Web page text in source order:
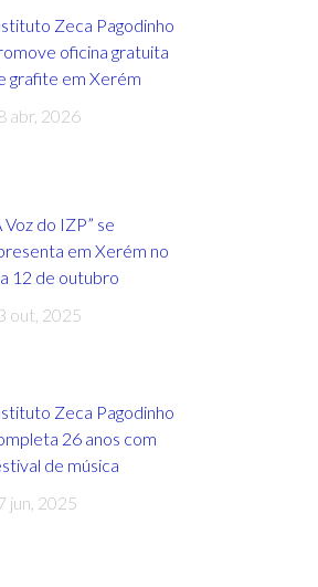
Zeca Pagodinho
oficina gratuita
grafite em Xerém
abr, 2026
Voz do IZP” se
em Xerém no
12 de outubro
out, 2025
Zeca Pagodinho
26 anos com
de música
jun, 2025